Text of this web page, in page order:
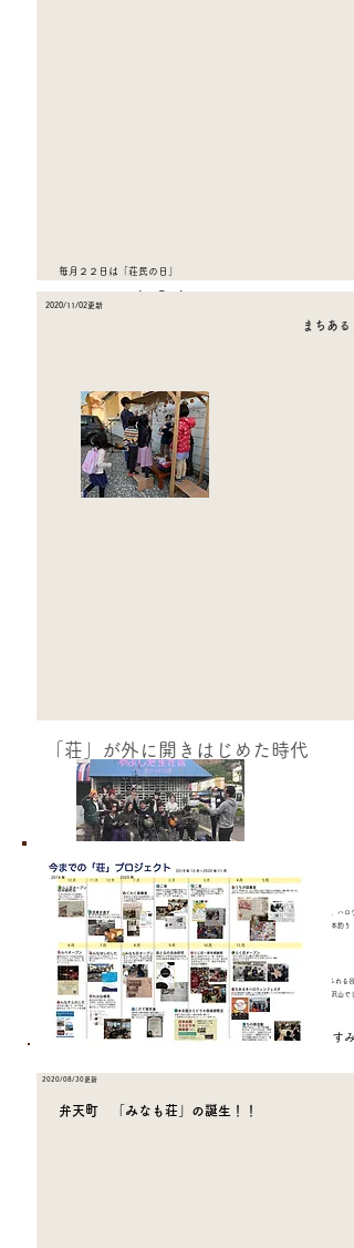
毎月２２日は「荘民の日」
La Cachette
弁天町どつく駅からガタンガタンと市電に乗車して、終末駅の湯の
できました！
何と言っても、暖かい空間ということが古民家ぐらしの私たちにと
ては身にしみましたね。そんな温かな空間で、荘の断熱のお話し合
をしました。隙間テープがこれくらい必要だの、プラスチックダン
ールを障子に貼るといいんでないだの、荘ごとに話し合いました。
2020/11/02更新
まちあ
2020年10月31日
「まちあるき ハロウィンフェスタ」
函館市の恒例行事 七夕にお菓子をもらいに街を歩く行事が中止になってしまったことから、ハロウ
ンに街歩きイベントを開催いたしました！ハロウィンの仮装をしたかわいい子供たちが「千本釣り
かし」を楽しみました♪
11月1日「谷地頭町会 秋祭り」
毎年2回開催される 谷地頭町会お祭り！今回は規模縮小をして開催いたしました。活気あふれる谷
町民の方々と楽しく焼き鳥を焼いたり、歌を歌ったり、キャンドルナイトを楽しんだりと盛沢山でし
た！
日誌担当 わらじ荘 すみ
「荘」が外に開きはじめた時代
2020年4月ー2020年９月頃
2020/08/30更新
弁天町 「みなも荘」の誕生！！